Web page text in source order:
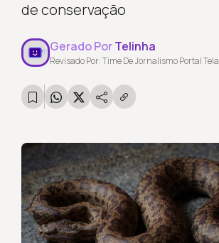
de conservação
Gerado PorTelinha
Revisado Por: Time De Jornalismo Portal Tela